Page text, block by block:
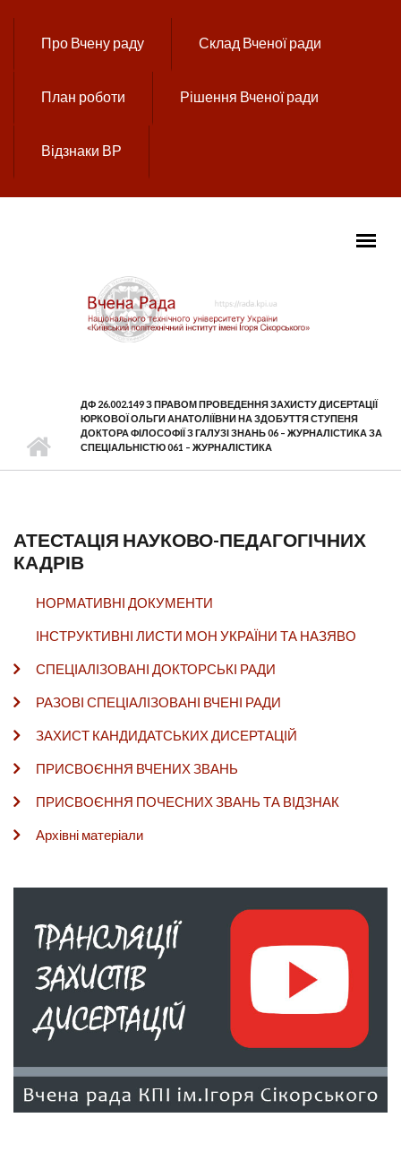
Про Вчену раду Склад Вченої ради
План роботи Рішення Вченої ради
Відзнаки ВР
ДФ 26.002.149 З ПРАВОМ ПРОВЕДЕННЯ ЗАХИСТУ ДИСЕРТАЦІЇ
ЮРКОВОЇ ОЛЬГИ АНАТОЛІЇВНИ НА ЗДОБУТТЯ СТУПЕНЯ
ДОКТОРА ФІЛОСОФІЇ З ГАЛУЗІ ЗНАНЬ 06 – ЖУРНАЛІСТИКА ЗА
СПЕЦІАЛЬНІСТЮ 061 – ЖУРНАЛІСТИКА
АТЕСТАЦІЯ НАУКОВО-ПЕДАГОГІЧНИХ
КАДРІВ
НОРМАТИВНІ ДОКУМЕНТИ
ІНСТРУКТИВНІ ЛИСТИ МОН УКРАЇНИ ТА НАЗЯВО
СПЕЦІАЛІЗОВАНІ ДОКТОРСЬКІ РАДИ
РАЗОВІ СПЕЦІАЛІЗОВАНІ ВЧЕНІ РАДИ
ЗАХИСТ КАНДИДАТСЬКИХ ДИСЕРТАЦІЙ
ПРИСВОЄННЯ ВЧЕНИХ ЗВАНЬ
ПРИСВОЄННЯ ПОЧЕСНИХ ЗВАНЬ ТА ВІДЗНАК
Архівні матеріали